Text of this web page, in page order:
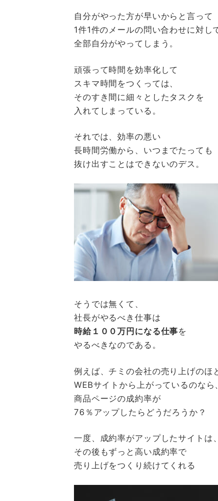
自分がやった方が早いからと言って
1件1件のメールの問い合わせに対し
全部自分がやってしまう。
頑張って時間を効率化して
スキマ時間をつくっては、
そのすき間に細々としたタスクを
入れてしまっている。
それでは、効率の悪い
長時間労働から、いつまでたっても
抜け出すことはできないのデス。
そうでは無くて、
社長がやるべき仕事は
時給１００万円になる仕事を
やるべきなのである。
例えば、チミの会社の売り上げのほ
WEBサイトから上がっているのなら
商品ページの成約率が
76 ％アップしたらどうだろうか？
一度、成約率がアップしたサイトは、
その後もずっと高い成約率で
売り上げをつくり続けてくれる